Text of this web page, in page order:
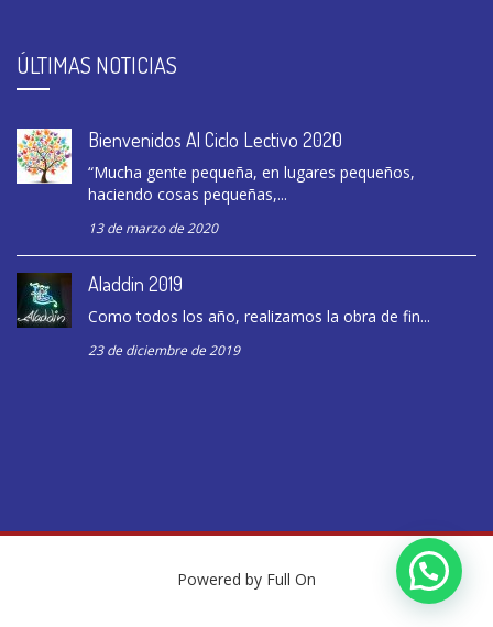
ÚLTIMAS NOTICIAS
Bienvenidos Al Ciclo Lectivo 2020
“Mucha gente pequeña, en lugares pequeños,
haciendo cosas pequeñas,...
13 de marzo de 2020
Aladdin 2019
Como todos los año, realizamos la obra de fin...
23 de diciembre de 2019
Powered by Full On